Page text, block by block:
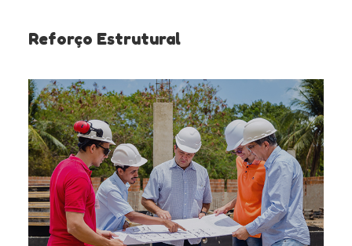
Reforço Estrutural